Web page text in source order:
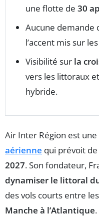
une flotte de 30
Aucune demande
l’accent mis sur les
Visibilité sur la
vers les littoraux
hybride.
Air Inter Région est une
aérienne qui prévoit
2027. Son fondateur,
dynamiser le littoral
des vols courts entre
Manche à l’Atlantique